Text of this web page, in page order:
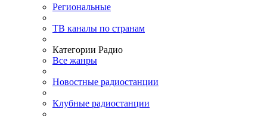
Региональные
ТВ каналы по странам
Категории Радио
Все жанры
Новостные радиостанции
Клубные радиостанции